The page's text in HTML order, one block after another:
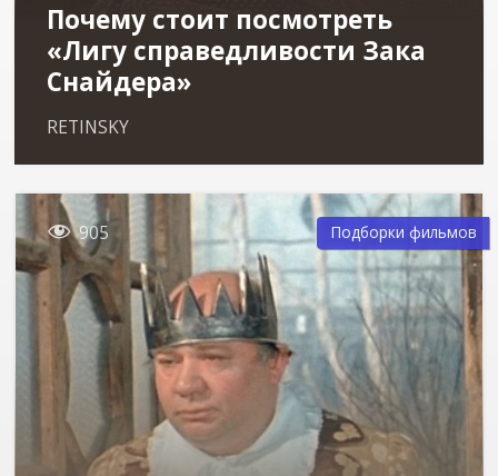
Почему стоит посмотреть
«Лигу справедливости Зака
Снайдера»
RETINSKY
 905 Подборки фильмов